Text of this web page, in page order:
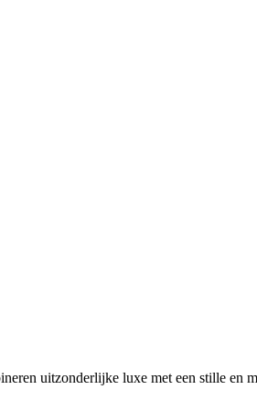
uitzonderlijke luxe met een stille en